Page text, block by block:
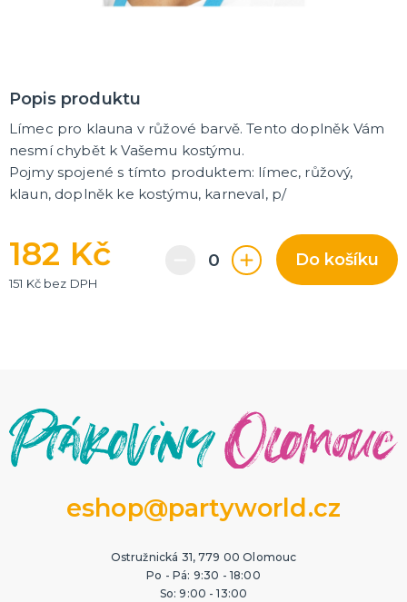
Nové kostýmy a doplňky
Popis produktu
Límec pro klauna v růžové barvě. Tento doplněk Vám
nesmí chybět k Vašemu kostýmu.
Pojmy spojené s tímto produktem: límec, růžový,
klaun, doplněk ke kostýmu, karneval, p/
182 Kč
151 Kč bez DPH
Do košíku
eshop@partyworld.cz
Ostružnická 31, 779 00 Olomouc
Po - Pá: 9:30 - 18:00
So: 9:00 - 13:00